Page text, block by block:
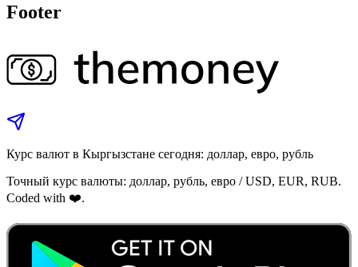
Footer
Курс валют в Кыргызстане сегодня: доллар, евро, рубль
Точный курс валюты: доллар, рубль, евро / USD, EUR, RUB.
Coded with ❤️.